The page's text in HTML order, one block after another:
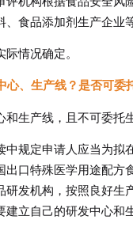
食品添加剂生产企业
情况确定。
、生产线？是否可委
生产线，且不可委托生
中规定申请人应当为
口特殊医学用途配
发机构，按照良好
立自己的研发中心和